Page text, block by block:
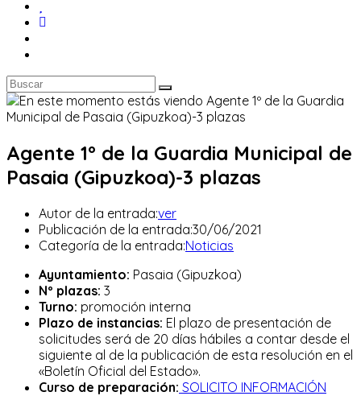
Agente 1º de la Guardia Municipal de
Pasaia (Gipuzkoa)-3 plazas
Autor de la entrada:ver
Publicación de la entrada:30/06/2021
Categoría de la entrada:Noticias
Ayuntamiento: Pasaia (Gipuzkoa)
Nº plazas: 3
Turno: promoción interna
Plazo de instancias: El plazo de presentación de
solicitudes será de 20 días hábiles a contar desde el
siguiente al de la publicación de esta resolución en el
«Boletín Oficial del Estado».
Curso de preparación: SOLICITO INFORMACIÓN